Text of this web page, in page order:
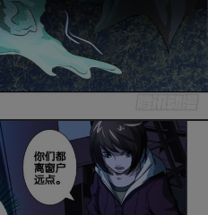
App继续阅读
立即前往